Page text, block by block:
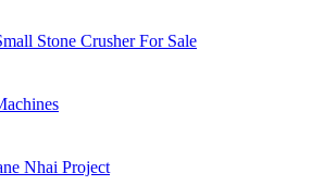
Stone Crusher For Sale
Nhai Project